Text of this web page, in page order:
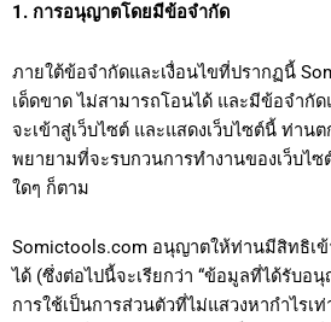
1. การอนุญาตโดยมีข้อจำกัด
ภายใต้ข้อจำกัดและเงื่อนไขที่ปรากฏนี้
เด็ดขาด ไม่สามารถโอนได้ และมีข้อจำกั
จะเข้าสู่เว็บไซต์ และแสดงเว็บไซต์นี้ ท่าน
พยายามที่จะรบกวนการทำงานของเว็บไซ
ใดๆ ก็ตาม
Somictools.com อนุญาตให้ท่านมีสิทธิเ
ได้ (ซึ่งต่อไปนี้จะเรียกว่า “ข้อมูลที่ได้รับอนุ
การใช้เป็นการส่วนตัวที่ไม่แสวงหากำไรเ